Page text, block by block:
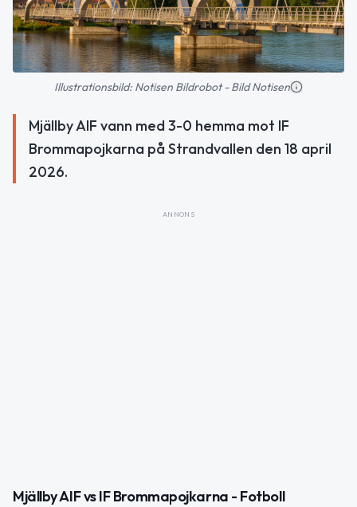
Illustrationsbild: Notisen Bildrobot - Bild Notisen
Mjällby AIF vann med 3-0 hemma mot IF
Brommapojkarna på Strandvallen den 18 april
2026.
ANNONS
Mjällby AIF vs IF Brommapojkarna - Fotboll